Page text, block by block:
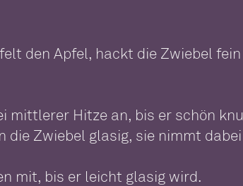
den Apfel, hackt die Zwiebel
mittlerer Hitze an, bis er schön
Zwiebel glasig, sie nimmt
mit, bis er leicht glasig wird.